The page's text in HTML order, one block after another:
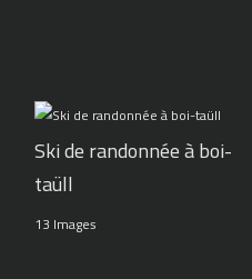
Ski de randonnée à boi-
taüll
13 Images